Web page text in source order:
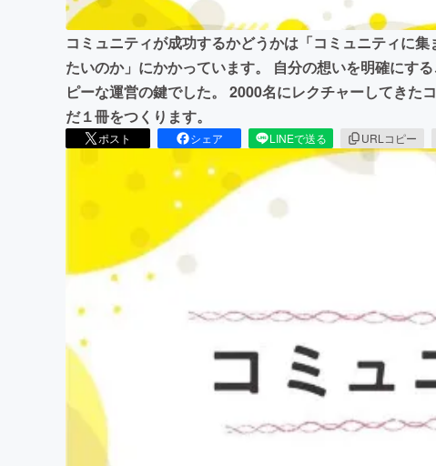
コミュニティが成功するかどうかは「コミュニティに
たいのか」にかかっています。 自分の想いを明確にす
ピーな運営の鍵でした。 2000名にレクチャーしてきた
だ１冊をつくります。
ポスト シェア LINEで送る URLコピー